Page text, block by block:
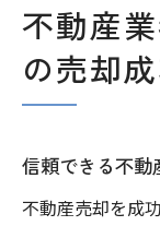
不動産
の売却
信頼できる不動
不動産売却を成